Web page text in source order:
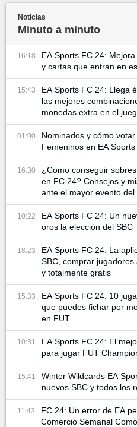
Noticias
Minuto a minuto
16:18
EA Sports FC 24:
y cartas que entran en
15:43
EA Sports FC 24: Llega
las mejores
monedas extra en el
01:00
Nominados y cómo
Femeninos en EA
16:30
¿Como conseguir
en FC 24? Consejos y
ante el mayor evento del
10:22
EA Sports FC 24: Un
oros la elección del SBC
18:23
EA Sports FC 24: La
SBC, comprar
y totalmente gratis
15:33
EA Sports FC 24: 10
que puedes fichar por
en FUT
10:31
EA Sports FC 24: El mejor 11 bueno, bonito y barato
para jugar FUT
15:41
Winter Wildcards EA
nuevos SBC y todos los
11:43
FC 24: Un error de EA
Comercio Semanal